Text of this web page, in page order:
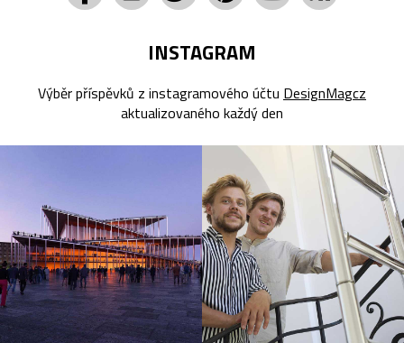
INSTAGRAM
Výběr příspěvků z instagramového účtu DesignMagcz
aktualizovaného každý den